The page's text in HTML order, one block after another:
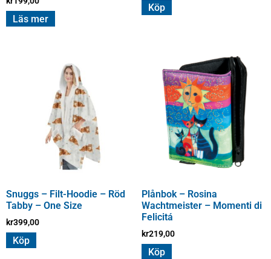
Läs mer
Köp
Snuggs – Filt-Hoodie – Röd
Tabby – One Size
kr399,00
Köp
Plånbok – Rosina
Wachtmeister – Momenti di
Felicitá
kr219,00
Köp